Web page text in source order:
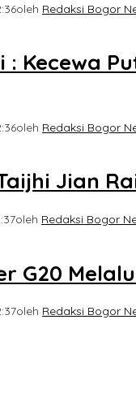
oleh Redaksi Bogor
: Kecewa
oleh Redaksi Bogor
Jian
oleh Redaksi Bogor
G20
oleh Redaksi Bogor